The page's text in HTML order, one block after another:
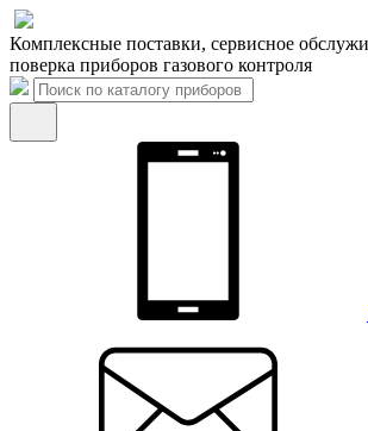
Комплексные поставки, сервисное
поверка приборов газового контроля